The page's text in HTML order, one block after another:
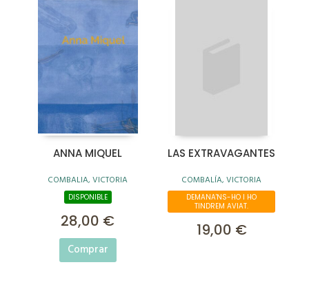
ANNA MIQUEL
COMBALIA, VICTORIA
DISPONIBLE
28,00 €
Comprar
LAS EXTRAVAGANTES
COMBALÍA, VICTORIA
DEMANA'NS-HO I HO
TINDREM AVIAT.
19,00 €